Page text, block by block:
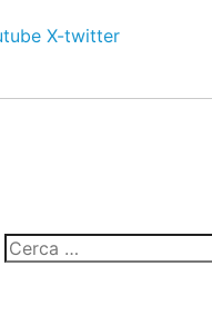
X-twitter